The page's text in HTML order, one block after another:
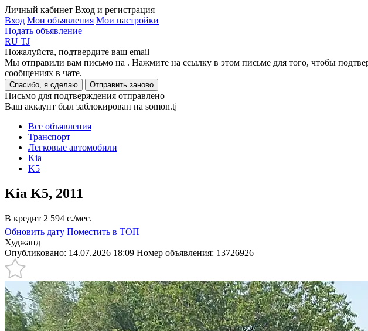
Личный кабинет Вход и регистрация
Вход Мои объявления Мои настройки
Подать объявление
RU TJ
Пожалуйста, подтвердите ваш email
Мы отправили вам письмо на . Нажмите на ссылку в этом письме для того, чтобы
сообщениях в чате.
Спасибо, я сделаю Отправить заново
Письмо для подтверждения отправлено
Ваш аккаунт был заблокирован на somon.tj
Все объявления
Транспорт
Легковые автомобили
Kia
K5
Kia K5, 2011
В кредит 2 594 c./мес.
Обновить дату Поместить в ТОП
Худжанд
Опубликовано: 14.07.2026 18:09 Номер объявления: 13726926